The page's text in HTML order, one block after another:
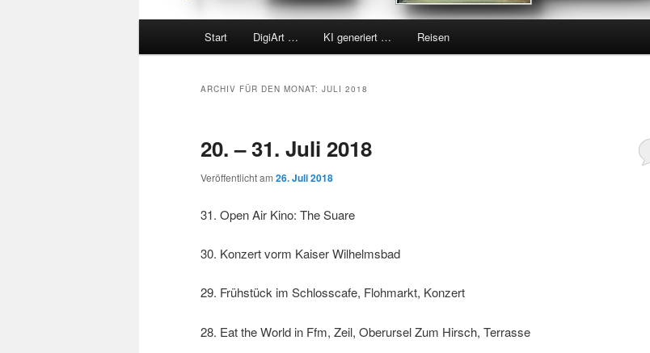
Start DigiArt … KI generiert … Reisen
ARCHIV FÜR DEN MONAT: JULI 2018
20. – 31. Juli 2018
Veröffentlicht am 26. Juli 2018
31. Open Air Kino: The Suare
30. Konzert vorm Kaiser Wilhelmsbad
29. Frühstück im Schlosscafe, Flohmarkt, Konzert
28. Eat the World in Ffm, Zeil, Oberursel Zum Hirsch, Terrasse